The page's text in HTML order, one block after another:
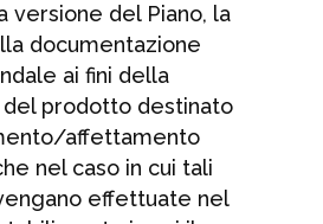
versione del Piano, la
documentazione
ai fini della
prodotto destinato
affettamento
nel caso in cui tali
effettuate nel